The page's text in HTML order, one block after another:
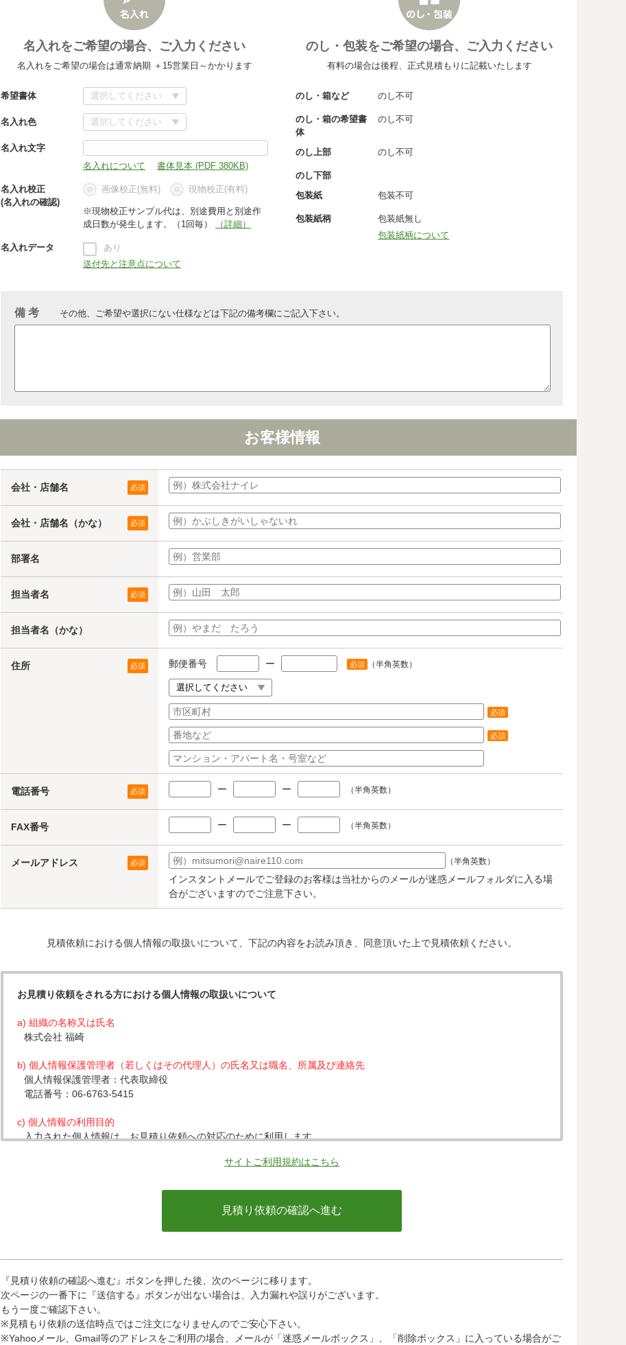
名入れをご希望の場合、ご入力ください
名入れをご希望の場合は通常納期 ＋15営業日～かかります
希望書体
名入れ色
名入れ文字
名入れについて
書体見本 (PDF 380KB)
名入れ校正
(名入れの確認)
画像校正(無料) 現物校正(有料)
※現物校正サンプル代は、別途費用と別途作
成日数が発生します。（1回毎）
（詳細）
名入れデータ
あり
送付先と注意点について
のし・包装をご希望の場合、ご入力ください
有料の場合は後程、正式見積もりに記載いたします
のし・箱など のし不可
のし・箱の希望書
体
のし不可
のし上部 のし不可
のし下部
包装紙
包装不可
包装紙柄
包装紙無し
包装紙柄について
備 考 その他、ご希望や選択にない仕様などは下記の備考欄にご記入下さい。
お客様情報
会社・店舗名 必須
会社・店舗名（かな） 必須
部署名
担当者名 必須
担当者名（かな）
住所 必須 郵便番号 ー 必須 （半角英数）
必須
必須
電話番号 必須 ー ー （半角英数）
FAX番号 ー ー （半角英数）
メールアドレス 必須 （半角英数）
インスタントメールでご登録のお客様は当社からのメールが迷惑メールフォルダに入る場
合がございますのでご注意下さい。
見積依頼における個人情報の取扱いについて、下記の内容をお読み頂き、同意頂いた上で見積依頼ください。
お見積り依頼をされる方における個人情報の取扱いについて
a) 組織の名称又は氏名
株式会社 福崎
b) 個人情報保護管理者（若しくはその代理人）の氏名又は職名、所属及び連絡先
個人情報保護管理者：代表取締役
電話番号：06-6763-5415
c) 個人情報の利用目的
入力された個人情報は、お見積り依頼への対応のために利用します。
・クレジットカード会社への情報提供
当社がお客様から収集した以下の個人情報等は、カード発行会社が行う不正利用検知・防止のために、お客様が利用され
ことができないため、以下の個人情報保護措置に関する情報を把握して、ご提供することはできません。
・提供先が所在する外国の名称
・当該国の個人情報保護に関する情報
・発行会社の個人情報保護の措置
なお、個人情報保護委員会のホームページ(https://www.ppc.go.jp/)では、各国における個人情報保護制度に関する情報に
サイトご利用規約はこちら
『見積り依頼の確認へ進む』ボタンを押した後、次のページに移ります。
次ページの一番下に『送信する』ボタンが出ない場合は、入力漏れや誤りがございます。
もう一度ご確認下さい。
※見積もり依頼の送信時点ではご注文になりませんのでご安心下さい。
※Yahooメール、Gmail等のアドレスをご利用の場合、メールが「迷惑メールボックス」、「削除ボックス」に入っている場合がご